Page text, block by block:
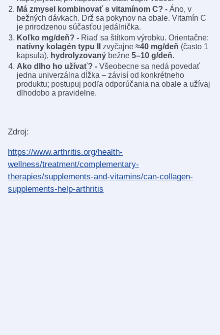
Má zmysel kombinovať s vitamínom C? - Áno, v
bežných dávkach. Drž sa pokynov na obale. Vitamín C
je prirodzenou súčasťou jedálnička.
Koľko mg/deň? - Riaď sa štítkom výrobku. Orientačne:
natívny kolagén typu II
zvyčajne ≈40 mg/deň (často 1
kapsula), hydrolyzovanýbežne 5–10 g/deň.
Ako dlho ho užívať? - Všeobecne sa nedá povedať
jedna univerzálna dĺžka – závisí od konkrétneho
produktu; postupuj podľa odporúčania na obale a užívaj
dlhodobo a pravidelne.
Zdroj:
https://www.arthritis.org/health-
wellness/treatment/complementary-
therapies/supplements-and-vitamins/can-collagen-
supplements-help-arthritis